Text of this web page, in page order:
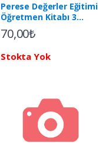
Perese Değerler Eğitimi
Öğretmen Kitabı 3
Adalet
70,00₺
Stokta Yok